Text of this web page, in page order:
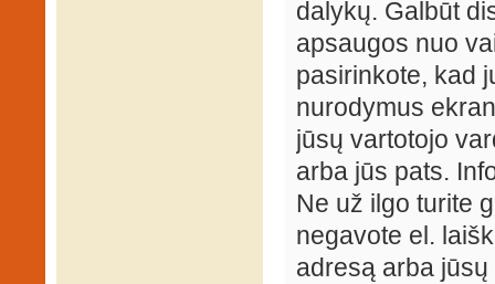
dalykų. Galbūt
apsaugos nuo
pasirinkote, kad
nurodymus
jūsų vartotojo
arba jūs pats.
Ne už ilgo turite
negavote el.
adresą arba